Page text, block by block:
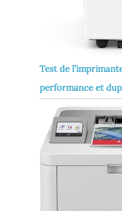
Test de
performance et